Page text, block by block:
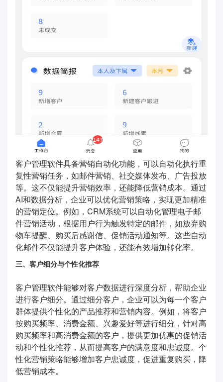
客户管理软件具备营销自动化功能，可以自动化执行重
复性营销任务，如邮件营销、社交媒体发布、广告投放
等。这不仅能提升营销效率，还能降低营销成本。通过
AI和数据分析，企业可以优化营销策略，实现更加精准
的营销定位。例如，CRM系统可以自动化管理电子邮
件营销活动，根据用户行为触发特定的邮件，如放弃购
物车提醒、购买后感谢信、促销活动通知等。这些自动
化邮件不仅能提升客户体验，还能有效增加转化率。
三、客户细分与个性化推荐
客户管理软件能够对客户数据进行深度分析，帮助企业
进行客户细分。通过细分客户，企业可以为每一个客户
群体提供个性化的产品推荐和营销内容。例如，将客户
按购买频率、消费金额、兴趣爱好等进行细分，针对高
购买频率和高消费金额的客户，提供更加优惠的促销活
动和个性化推荐，从而提高客户的满意度和忠诚度。个
性化营销策略能够增加客户忠诚度，促进重复购买，降
低营销成本。